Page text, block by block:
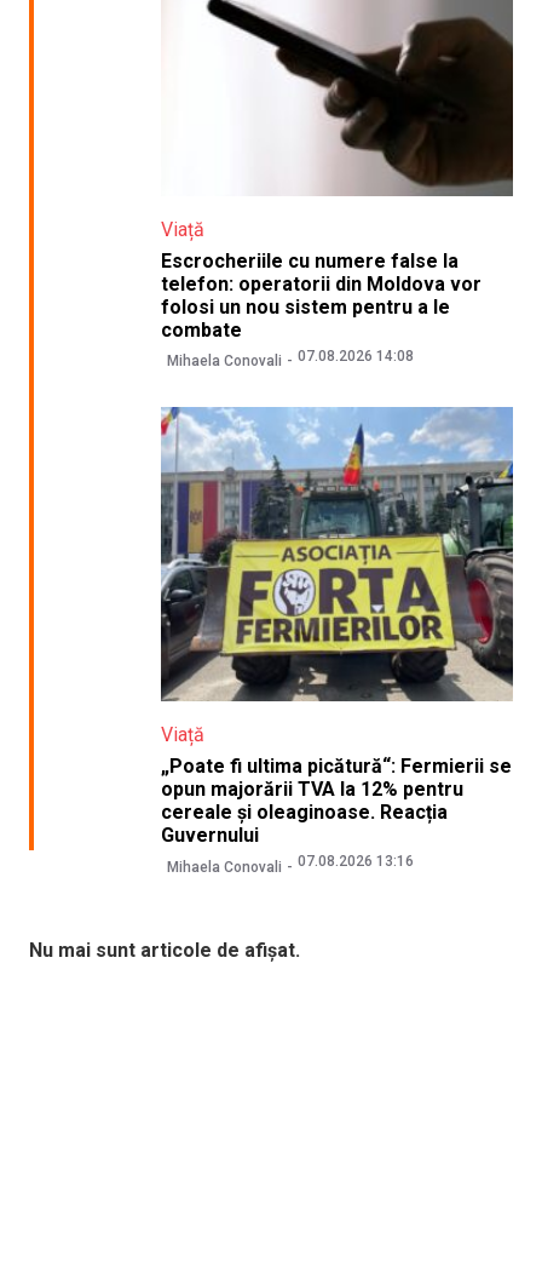
Viață
Escrocheriile cu numere false la
telefon: operatorii din Moldova vor
folosi un nou sistem pentru a le
combate
Mihaela Conovali 07.08.2026 14:08
Viață
„Poate fi ultima picătură“: Fermierii se
opun majorării TVA la 12% pentru
cereale și oleaginoase. Reacția
Guvernului
Mihaela Conovali 07.08.2026 13:16
Nu mai sunt articole de afișat.